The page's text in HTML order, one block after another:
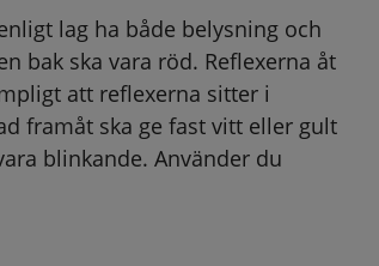
lag ha både belysning och
bak ska vara röd. Reflexerna åt
att reflexerna sitter i
framåt ska ge fast vitt eller gult
blinkande. Använder du